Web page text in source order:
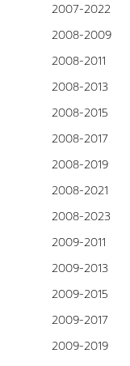
2007-2022
2008-2009
2008-2011
2008-2013
2008-2015
2008-2017
2008-2019
2008-2021
2008-2023
2009-2011
2009-2013
2009-2015
2009-2017
2009-2019